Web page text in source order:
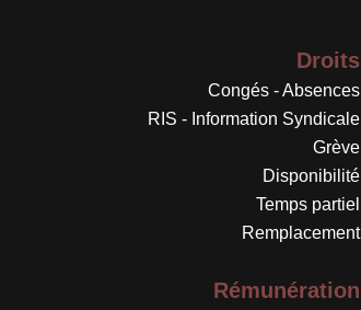
Droits
Congés - Absences
RIS - Information Syndicale
Grève
Disponibilité
Temps partiel
Remplacement
Rémunération